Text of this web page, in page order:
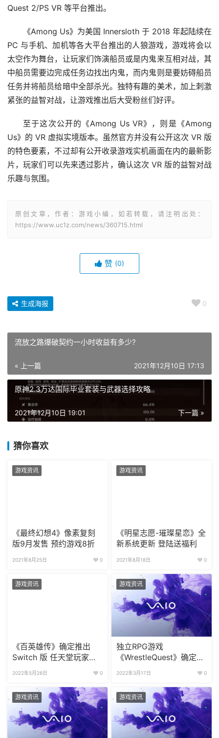
Quest 2/PS VR 等平台推出。
《Among Us》为美国 Innersloth 于 2018 年起陆续在
PC 与手机、加机等各大平台推出的人狼游戏，游戏将会以
太空作为舞台，让玩家们饰演船员或是内鬼来互相对战，其
中船员需要边完成任务边找出内鬼，而内鬼则是要妨碍船员
任务并将船员给暗中全部杀光。独特有趣的美术，加上刺激
紧张的益智对战，让游戏推出后大受粉丝们好评。
至于这次公开的《Among Us VR》，则是《Among
Us》的 VR 虚拟实境版本。虽然官方并没有公开这次 VR 版
的特色要素，不过却有公开收录游戏实机画面在内的最新影
片，玩家们可以先来透过影片，确认这次 VR 版的益智对战
乐趣与氛围。
原创文章，作者：游戏小编，如若转载，请注明出处：
https://www.uc1z.com/news/360715.html
赞 (0)
0
生成海报
流放之路爆破契约一小时收益有多少?
« 上一篇 2021年12月10日 17:13
原神2.3万达国际毕业套装与武器选择攻略
下一篇 »
2021年12月10日 19:01
猜你喜欢
游戏资讯
《最终幻想4》像素复刻
版9月发售 预约游戏8折
2021年8月25日 0
游戏资讯
《明星志愿-璀璨星恋》全
新系统更新 登陆送福利
2021年8月18日 0
游戏资讯
《百英雄传》确定推出
Switch 版 任天堂玩家福
2022年5月26日 0
游戏资讯
独立RPG游戏
《WrestleQuest》确定上
2022年3月17日 0
游戏资讯 游戏资讯